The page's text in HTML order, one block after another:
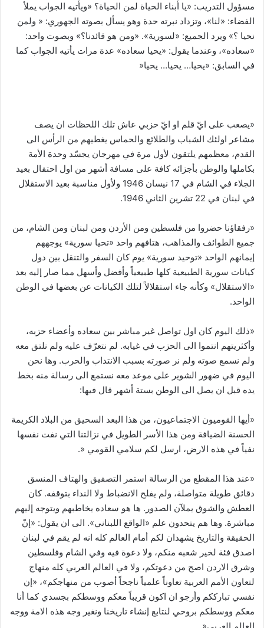
مسؤول التدريب: «يا أبناء الحياة لمن الحياة؟ «ويأتيه الجواب يملأ
الفضاء: «لنا»، وتزداد نبرته حدة وهو يسأل بصوته الجهوري: « ولمن
نحيا ؟» ويرد الجميع: «لسورية». «ومن هو قائدنا؟» وبصوت واحد:
«سعاده»، وعندما يقول: «يحيا سعاده» عدة مرات يأتيه الجواب كما
في السابق: «يحيا… يحيا… يحيا«
«يصعب على ايّ قلم او ايّ حزبي عاش تلك اللحظات ان يصف
مشاعر اولئك الشباب والطلائع والحماس يغطيهم من الرأس الى
القدم، معظمهم يلتقون لأول مرة في مهرجان يجسّد وحدة الأمة
بكاملها والوطن بأجزائه كافة على مسافة أشهر من اول احتفال بعيد
الجلاء في الشام في 17 نيسان 1946 ولأول مناسبة بعيد الاستقلال
في لبنان في 22 تشرين الثاني 1946.
«رفقاؤنا حضروا من فلسطين ومن الأردن ومن لبنان ومن الشام، من
جميع الطوائف والمذاهب، هتافهم واحد «تحيا سورية» يوجههم
إيمانهم الواحد «توحيد سورية» يوم كان السفر والتنقل بين دول
كيانات سورية الطبيعية كلها طبيعياً وأفضل وأسهل مما صار إليه بعد
«الاستقلال» وكأنه جاء استقلالاً لتلك الكيانات عن بعضها في الوطن
الواحد.
«ذلك اليوم كان اول تواصل غير مباشر بين سعاده وأعضاء حزبه،
وأكثريتهم انتموا الى الحزب في غيابه. لم نتعرّف عليه ولم نلتق معه
ولم نسمع صوته ولم نر صورته بسبب الانتداب والحرب. وها نحن
اليوم في ضهور الشوير على موعد معه نستمع الى رسالة منه بخط
يده قبل ان يصل الى الوطن بستة أشهر قال فيها:
«أيها القوميون الاجتماعيون، من هذا البعد السحيق من البلاد الكريمة
الحسنة الضيافة ومن هذا الأسر الطويل في نزالتنا التي نفت نفسها
نفياً في هذه الارض، ارسل لكم سلامي القومي «.
«عند هذا المقطع من الرسالة استمر التصفيق والهتاف المنسق
دقائق طويلة متواصلة، ولم يفلح الانضباط ولا النداء بتوقفه. كان
العطش والشوق يملآن الصدور. ها هو سعاده يخاطبهم ويتوجه إليهم
مباشرة. وها هم يتحدون علم «الواقع اللبناني». الى ان يقول: «إنّ
الحقيقة والتاريخ يشهدان لكم أمام العالم كله انه لم يقم في لبنان
اصدق فئة لخير شعبه منكم، ولا دعوة فيه وفي الشام وفلسطين
وشرق الاردن اصح من دعوتكم، ولا في العالم العربي كله منهاج
لتعاون الأمم العربية تعاوناً علمياً ناجحاً أصوب من منهاجكم»، «إن
نفسي تبارككم وأرجو ان اكون قريباً معكم ووسطكم بجسدي كما أنا
معكم ووسطكم بروحي لنتابع إنشاء تاريخنا ونغير وجه هذه الامة ووجه